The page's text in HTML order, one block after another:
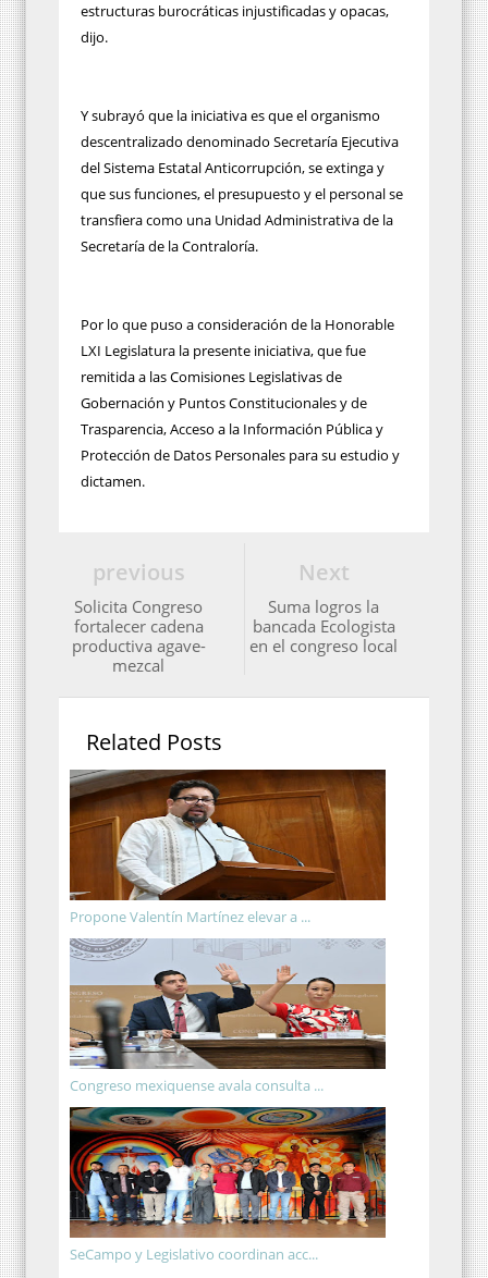
estructuras burocráticas injustificadas y opacas,
dijo.
Y subrayó que la iniciativa es que el organismo
descentralizado denominado Secretaría Ejecutiva
del Sistema Estatal Anticorrupción, se extinga y
que sus funciones, el presupuesto y el personal se
transfiera como una Unidad Administrativa de la
Secretaría de la Contraloría.
Por lo que puso a consideración de la Honorable
LXI Legislatura la presente iniciativa, que fue
remitida a las Comisiones Legislativas de
Gobernación y Puntos Constitucionales y de
Trasparencia, Acceso a la Información Pública y
Protección de Datos Personales para su estudio y
dictamen.
Next
Suma logros la
bancada Ecologista
en el congreso local
previous
Solicita Congreso
fortalecer cadena
productiva agave-
mezcal
Related Posts
Propone Valentín Martínez elevar a ...
Congreso mexiquense avala consulta ...
SeCampo y Legislativo coordinan acc...